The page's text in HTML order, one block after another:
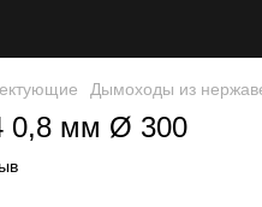
Дымоходы из
0,8 мм Ø 300